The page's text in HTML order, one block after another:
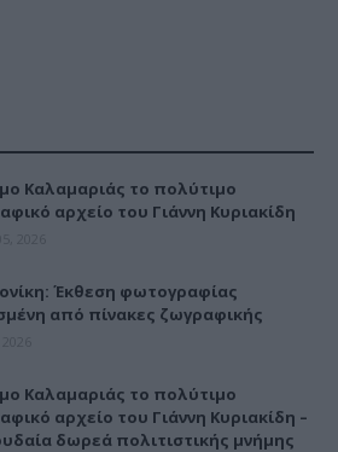
Καλαμαριάς το πολύτιμο
αρχείο του Γιάννη Κυριακίδη
Έκθεση φωτογραφίας
από πίνακες ζωγραφικής
Καλαμαριάς το πολύτιμο
αρχείο του Γιάννη Κυριακίδη –
δωρεά πολιτιστικής μνήμης